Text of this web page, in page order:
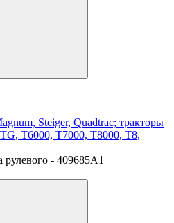
Steiger, Quadtrac; тракторы
T6000, T7000, T8000, T8,
- 409685A1